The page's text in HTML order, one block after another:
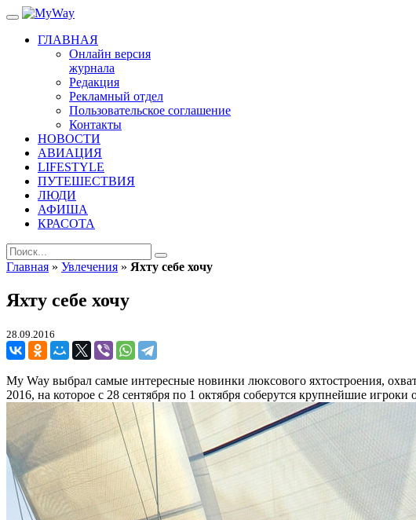
ГЛАВНАЯ
Онлайн версия
журнала
Редакция
Рекламный отдел
Пользовательское соглашение
Контакты
НОВОСТИ
АВИАЦИЯ
LIFESTYLE
ПУТЕШЕСТВИЯ
ЛЮДИ
АФИША
КРАСОТА
Главная » Увлечения » Яхту себе хочу
Яхту себе хочу
28.09.2016
My Way выбрал самые интересные новинки люксового яхтостроения,
2016, на которое с 28 сентября по 1 октября соберутся крупнейшие игроки